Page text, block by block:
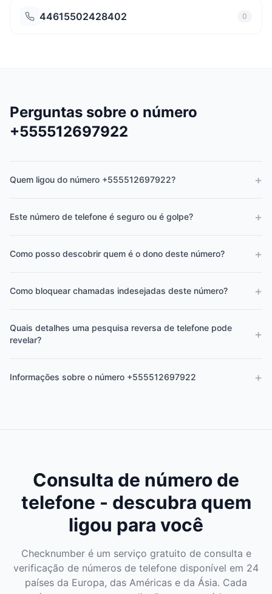
44615502428402 0
Perguntas sobre o número
+555512697922
Quem ligou do número +555512697922? +
Este número de telefone é seguro ou é golpe? +
Como posso descobrir quem é o dono deste número? +
Como bloquear chamadas indesejadas deste número? +
Quais detalhes uma pesquisa reversa de telefone pode
revelar?
+
Informações sobre o número +555512697922 +
Consulta de número de
telefone - descubra quem
ligou para você
Checknumber é um serviço gratuito de consulta e
verificação de números de telefone disponível em 24
países da Europa, das Américas e da Ásia. Cada